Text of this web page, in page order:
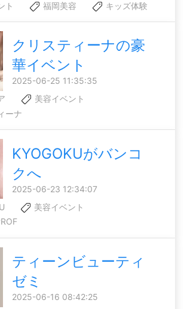
ト 福岡美容 キッズ体験
クリスティーナの豪
華イベント
2025-06-25 11:35:35
美容イベント
ーナ
KYOGOKUがバンコ
クへ
2025-06-23 12:34:07
美容イベント
ティーンビューティ
ゼミ
2025-06-16 08:42:25